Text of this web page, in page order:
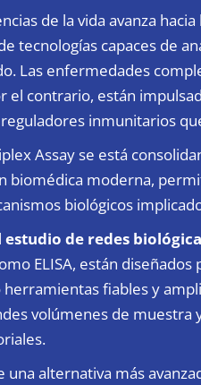
de la vida avanza
tecnologías capaces de
Las enfermedades
contrario, están
inmunitarios
Assay se está
biomédica moderna,
biológicos
de redes
ELISA, están
fiables y
volúmenes de muestra
alternativa más